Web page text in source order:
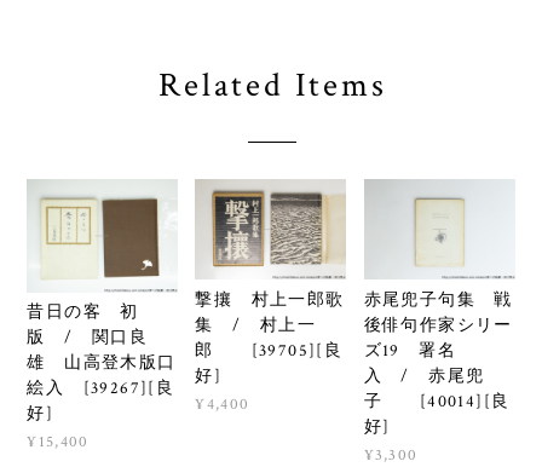
Related Items
昔日の客 初
版 / 関口良
雄 山高登木版口
絵入 [39267][良
好]
¥15,400
撃攘 村上一郎歌
集 / 村上一
郎 [39705][良
好]
¥4,400
赤尾兜子句集 戦
後俳句作家シリー
ズ19 署名
入 / 赤尾兜
子 [40014][良
好]
¥3,300